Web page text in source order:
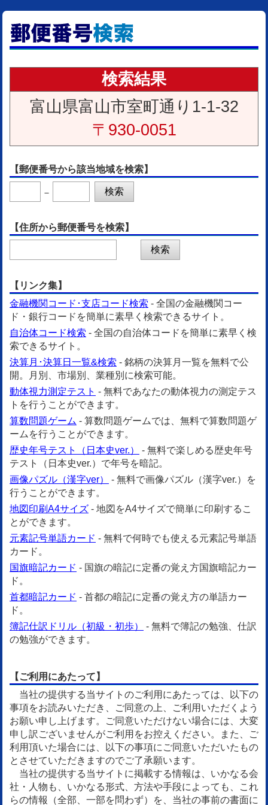
検索結果
富山県富山市室町通り1-1-32
〒930-0051
【郵便番号から該当地域を検索】
－
【住所から郵便番号を検索】
【リンク集】
金融機関コード･支店コード検索 - 全国の金融機関コー
ド・銀行コードを簡単に素早く検索できるサイト。
自治体コード検索 - 全国の自治体コードを簡単に素早く検
索できるサイト。
決算月･決算日一覧&検索 - 銘柄の決算月一覧を無料で公
開。月別、市場別、業種別に検索可能。
動体視力測定テスト - 無料であなたの動体視力の測定テス
トを行うことができます。
算数問題ゲーム - 算数問題ゲームでは、無料で算数問題ゲ
ームを行うことができます。
歴史年号テスト（日本史ver.）
- 無料で楽しめる歴史年号
テスト（日本史ver.）で年号を暗記。
画像パズル（漢字ver）
- 無料で画像パズル（漢字ver.）を
行うことができます。
地図印刷A4サイズ - 地図をA4サイズで簡単に印刷するこ
とができます。
元素記号単語カード - 無料で何時でも使える元素記号単語
カード。
国旗暗記カード - 国旗の暗記に定番の覚え方国旗暗記カー
ド。
首都暗記カード - 首都の暗記に定番の覚え方の単語カー
ド。
簿記仕訳ドリル（初級・初歩）
- 無料で簿記の勉強、仕訳
の勉強ができます。
【ご利用にあたって】
当社の提供する当サイトのご利用にあたっては、以下の
事項をお読みいただき、ご同意の上、ご利用いただくよう
お願い申し上げます。ご同意いただけない場合には、大変
申し訳ございませんがご利用をお控えください。また、ご
利用頂いた場合には、以下の事項にご同意いただいたもの
とさせていただきますのでご了承願います。
当社の提供する当サイトに掲載する情報は、いかなる会
社・人物も、いかなる形式、方法や手段によっても、これ
らの情報（全部、一部を問わず）を、当社の事前の書面に